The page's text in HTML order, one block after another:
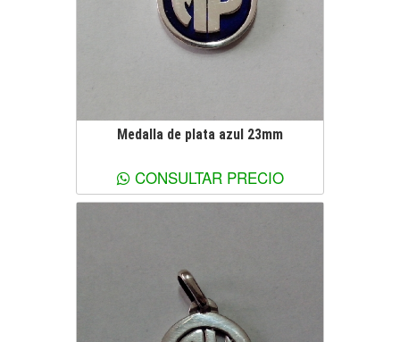
Ver más información
Medalla de plata azul 23mm
CONSULTAR PRECIO